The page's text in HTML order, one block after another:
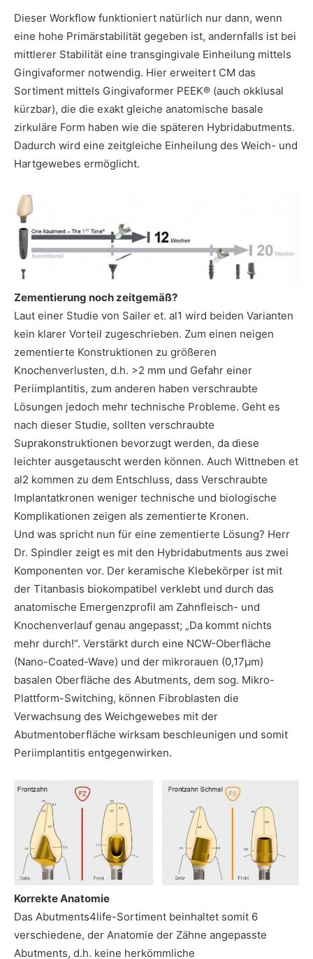
Dieser Workflow funktioniert natürlich nur dann, wenn
eine hohe Primärstabilität gegeben ist, andernfalls ist bei
mittlerer Stabilität eine transgingivale Einheilung mittels
Gingivaformer notwendig. Hier erweitert CM das
Sortiment mittels Gingivaformer PEEK® (auch okklusal
kürzbar), die die exakt gleiche anatomische basale
zirkuläre Form haben wie die späteren Hybridabutments.
Dadurch wird eine zeitgleiche Einheilung des Weich- und
Hartgewebes ermöglicht.
Zementierung noch zeitgemäß?
Laut einer Studie von Sailer et. al1 wird beiden Varianten
kein klarer Vorteil zugeschrieben. Zum einen neigen
zementierte Konstruktionen zu größeren
Knochenverlusten, d.h. >2 mm und Gefahr einer
Periimplantitis, zum anderen haben verschraubte
Lösungen jedoch mehr technische Probleme. Geht es
nach dieser Studie, sollten verschraubte
Suprakonstruktionen bevorzugt werden, da diese
leichter ausgetauscht werden können. Auch Wittneben et
al2 kommen zu dem Entschluss, dass Verschraubte
Implantatkronen weniger technische und biologische
Komplikationen zeigen als zementierte Kronen.
Und was spricht nun für eine zementierte Lösung? Herr
Dr. Spindler zeigt es mit den Hybridabutments aus zwei
Komponenten vor. Der keramische Klebekörper ist mit
der Titanbasis biokompatibel verklebt und durch das
anatomische Emergenzprofil am Zahnfleisch- und
Knochenverlauf genau angepasst; „Da kommt nichts
mehr durch!“. Verstärkt durch eine NCW-Oberfläche
(Nano-Coated-Wave) und der mikrorauen (0,17µm)
basalen Oberfläche des Abutments, dem sog. Mikro-
Plattform-Switching, können Fibroblasten die
Verwachsung des Weichgewebes mit der
Abutmentoberfläche wirksam beschleunigen und somit
Periimplantitis entgegenwirken.
Korrekte Anatomie
Das Abutments4life-Sortiment beinhaltet somit 6
verschiedene, der Anatomie der Zähne angepasste
Abutments, d.h. keine herkömmliche